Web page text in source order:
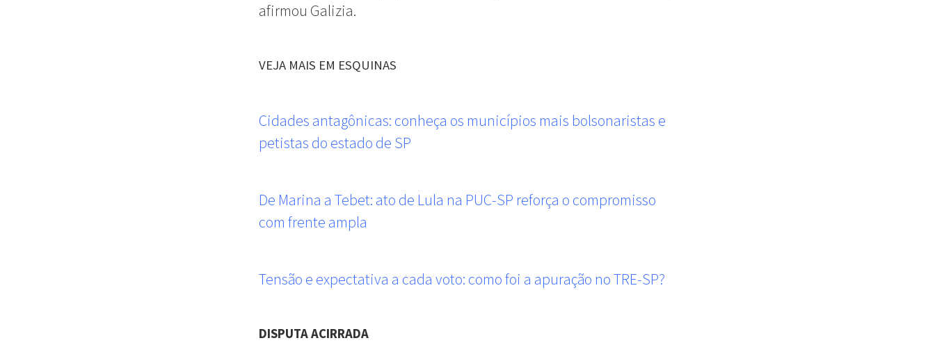
afirmou Galizia.
VEJA MAIS EM ESQUINAS
Cidades antagônicas: conheça os municípios mais bolsonaristas e
petistas do estado de SP
De Marina a Tebet: ato de Lula na PUC-SP reforça o compromisso
com frente ampla
Tensão e expectativa a cada voto: como foi a apuração no TRE-SP?
DISPUTA ACIRRADA